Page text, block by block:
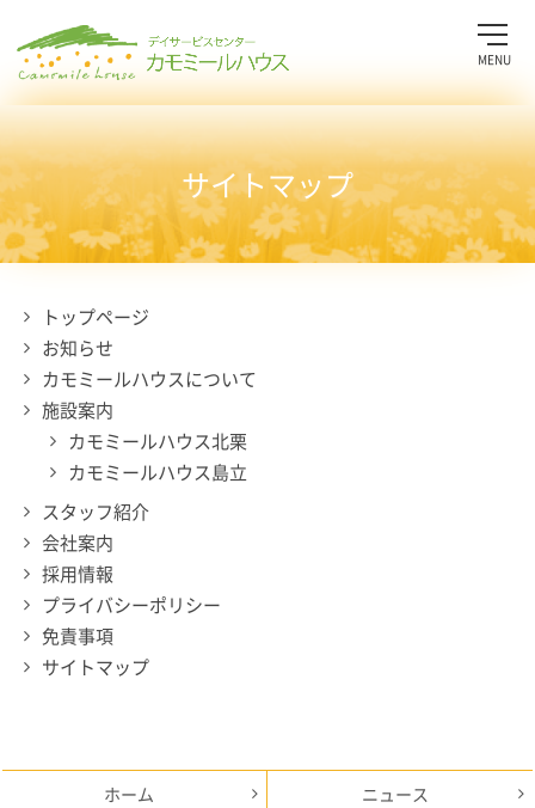
MENU
サイトマップ
トップページ
お知らせ
カモミールハウスについて
施設案内
カモミールハウス北栗
カモミールハウス島立
スタッフ紹介
会社案内
採用情報
プライバシーポリシー
免責事項
サイトマップ
ホーム
ニュース